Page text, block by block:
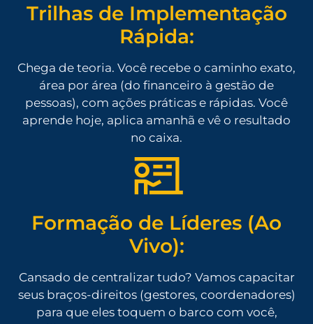
Trilhas de Implementação
Rápida:
Chega de teoria. Você recebe o caminho exato,
área por área (do financeiro à gestão de
pessoas), com ações práticas e rápidas. Você
aprende hoje, aplica amanhã e vê o resultado
no caixa.
Formação de Líderes (Ao
Vivo):
Cansado de centralizar tudo? Vamos capacitar
seus braços-direitos (gestores, coordenadores)
para que eles toquem o barco com você,